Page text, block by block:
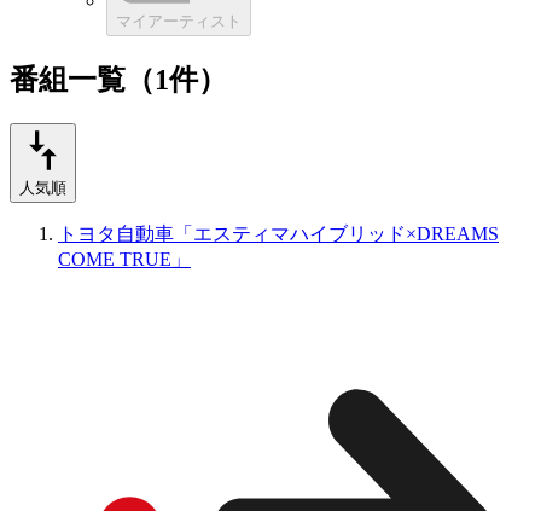
マイアーティスト
番組一覧（1件）
人気順
トヨタ自動車「エスティマハイブリッド×DREAMS
COME TRUE」